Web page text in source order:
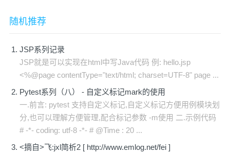
随机推荐
JSP系列记录
JSP就是可以实现在html中写Java代码 例: hello.jsp
<%@page contentType="text/html; charset=UTF-8" page ...
Pytest系列（八） - 自定义标记mark的使用
一.前言: pytest 支持自定义标记,自定义标记方便用例模块划
分,也可以理解方便管理,配合标记参数 -m使用 二.示例代码
# -*- coding: utf-8 -*- # @Time : 20 ...
<摘自>飞:jxl简析2 [ http://www.emlog.net/fei ]